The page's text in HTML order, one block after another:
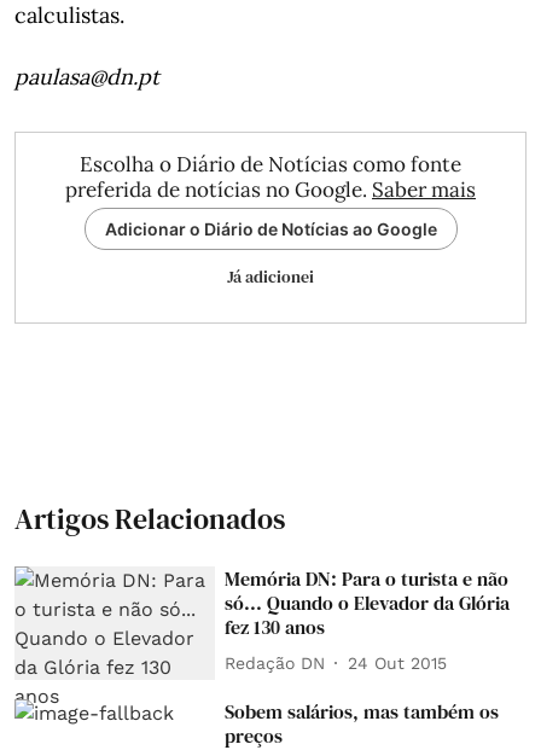
calculistas.
paulasa@dn.pt
Escolha o Diário de Notícias como fonte
preferida de notícias no Google. Saber mais
Adicionar o Diário de Notícias ao Google
Já adicionei
Artigos Relacionados
Memória DN: Para o turista e não
só... Quando o Elevador da Glória
fez 130 anos
Redação DN 24 Out 2015
Sobem salários, mas também os
preços